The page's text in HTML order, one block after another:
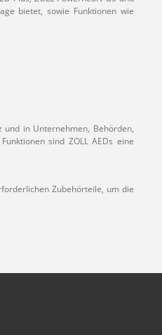
bietet, sowie Funktionen wie
in Unternehmen, Behörden,
sind ZOLL AEDs eine
Zubehörteile, um die